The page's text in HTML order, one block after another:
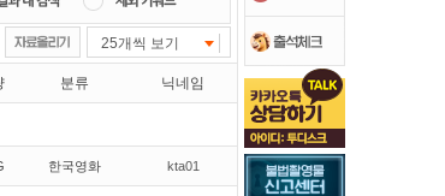
25개씩 보기
분류 닉네임
한국영화 kta01